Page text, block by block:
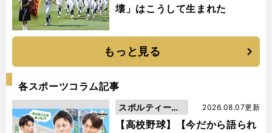
壊」はこうして生まれた
もっと見る
各スポーツコラム記事
【高校野球】【今だから語られ
2026.08.07更新
スポルティーバ
動画